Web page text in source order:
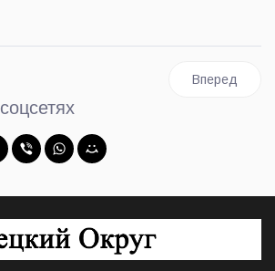
Люберец принимают участие вСледующий:
Вперед